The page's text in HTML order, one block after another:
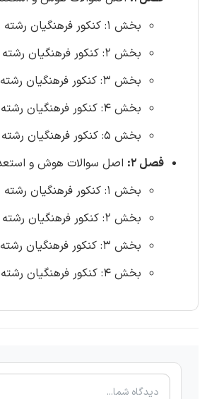
بخش 1: کنکور فرهنگیان رشته انسانی اردیبهشت 1403 (20 سوال)
بخش 2: کنکور فرهنگیان رشته تجربی اردیبهشت 1403 (17 سوال)
بخش 3: کنکور فرهنگیان رشته هنر اردیبهشت 1403 (21 سوال)
بخش 4: کنکور فرهنگیان رشته زبان انگلیسی اردیبهشت 1403 (20 سوال)
بخش 5: کنکور فرهنگیان رشته ریاضی اردیبهشت 1403 (20 سوال)
فصل 2:
اصل سوالات هوش و استعداد
بخش 1: کنکور فرهنگیان رشته انسانی اردیبهشت 1404 (20 سوال)
بخش 2: کنکور فرهنگیان رشته هنر اردیبهشت 1404 (20 سوال)
بخش 3: کنکور فرهنگیان رشته زبان اردیبهشت 1404 (20 سوال)
بخش 4: کنکور فرهنگیان رشته تجربی اردیبهشت 1404 (20 سوال)